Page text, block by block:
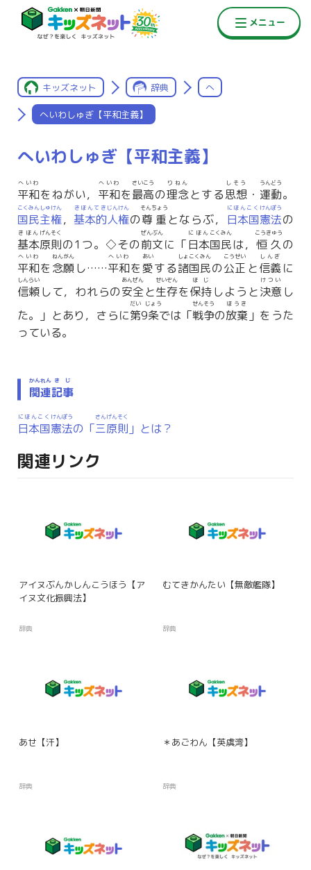
キッズネット 辞典 へ
へいわしゅぎ【平和主義】
へいわしゅぎ【平和主義】
平和
へいわ
をねがい， 平和
へいわ
を最高
さいこう
の理念
りねん
とする思想
しそう
・ 運動
うんどう
。
国民
こくみん
主権
しゅけん
， 基本的
きほんてき
人権
じんけん
の尊重
そんちょう
とならぶ， 日本国
にほんこく
憲法
けんぽう
の
基本
きほん
原則
げんそく
の1つ。◇その前文
ぜんぶん
に「日本
にほん
国民
こくみん
は， 恒久
こうきゅう
の
平和
へいわ
を 念願
ねんがん
し……平和
へいわ
を愛
あい
する諸国民
しょこくみん
の公正
こうせい
と信義
しんぎ
に
信頼
しんらい
して，われらの安全
あんぜん
と生存
せいぞん
を保持
ほじ
しようと決意
けつい
し
た。」とあり，さらに第
だい
9条
じょう
では「戦争
せんそう
の放棄
ほうき
」をうた
っている。
関連
かんれん
記事
きじ
日本国
にほんこく
憲法
けんぽう
の「三原則
さんげんそく
」とは？
関連リンク
アイヌぶんかしんこうほう【ア
イヌ文化振興法】
辞典
むてきかんたい【無敵艦隊】
辞典
あせ【汗】
辞典
＊あごわん【英虞湾】
辞典